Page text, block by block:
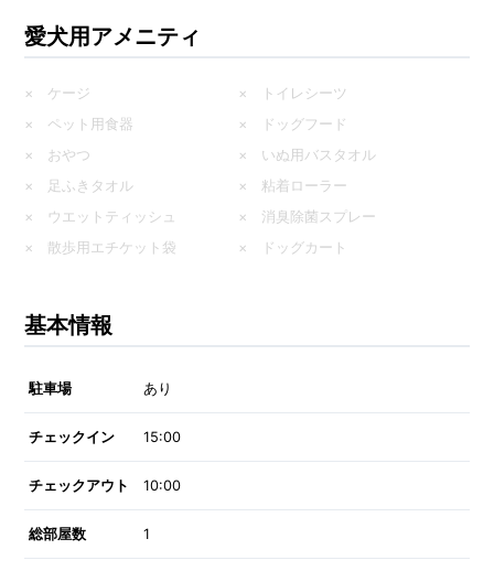
愛犬用アメニティ
× ケージ
× トイレシーツ
× ペット用食器
× ドッグフード
× おやつ
× いぬ用バスタオル
× 足ふきタオル
× 粘着ローラー
× ウエットティッシュ
× 消臭除菌スプレー
× 散歩用エチケット袋
× ドッグカート
基本情報
駐車場 あり
チェックイン 15:00
チェックアウト 10:00
総部屋数 1